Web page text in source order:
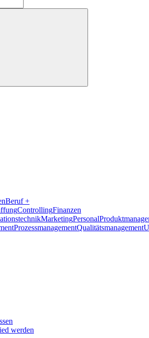
Beruf +
ControllingFinanzen
MarketingPersonal
ProzessmanagementQualitätsmanagement
werden